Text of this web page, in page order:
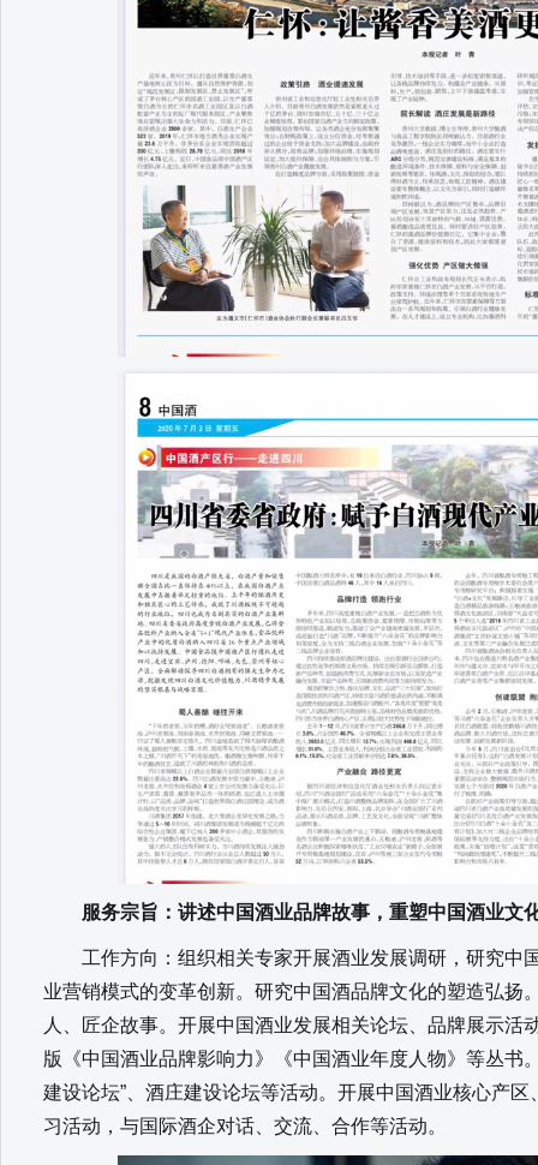
服务宗旨：讲述中国酒业品牌故事，重塑中国酒业文
工作方向：组织相关专家开展酒业发展调研，研究中
业营销模式的变革创新。研究中国酒品牌文化的塑造弘扬
人、匠企故事。开展中国酒业发展相关论坛、品牌展示活
版《中国酒业品牌影响力》《中国酒业年度人物》等丛书
建设论坛”、酒庄建设论坛等活动。开展中国酒业核心产
习活动，与国际酒企对话、交流、合作等活动。